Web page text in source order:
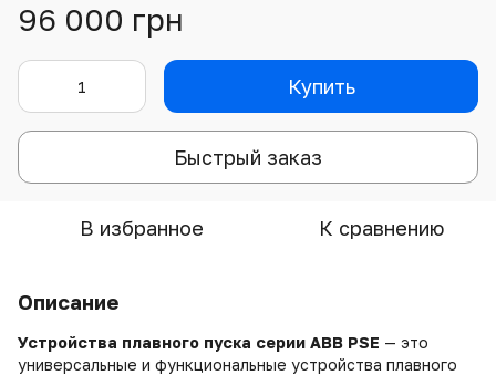
96 000 грн
Купить
Быстрый заказ
В избранное К сравнению
Описание
Устройства плавного пуска серии ABB PSE — это
универсальные и функциональные устройства плавного